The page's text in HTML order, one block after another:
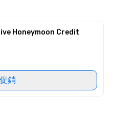
Honeymoon Credit
銷